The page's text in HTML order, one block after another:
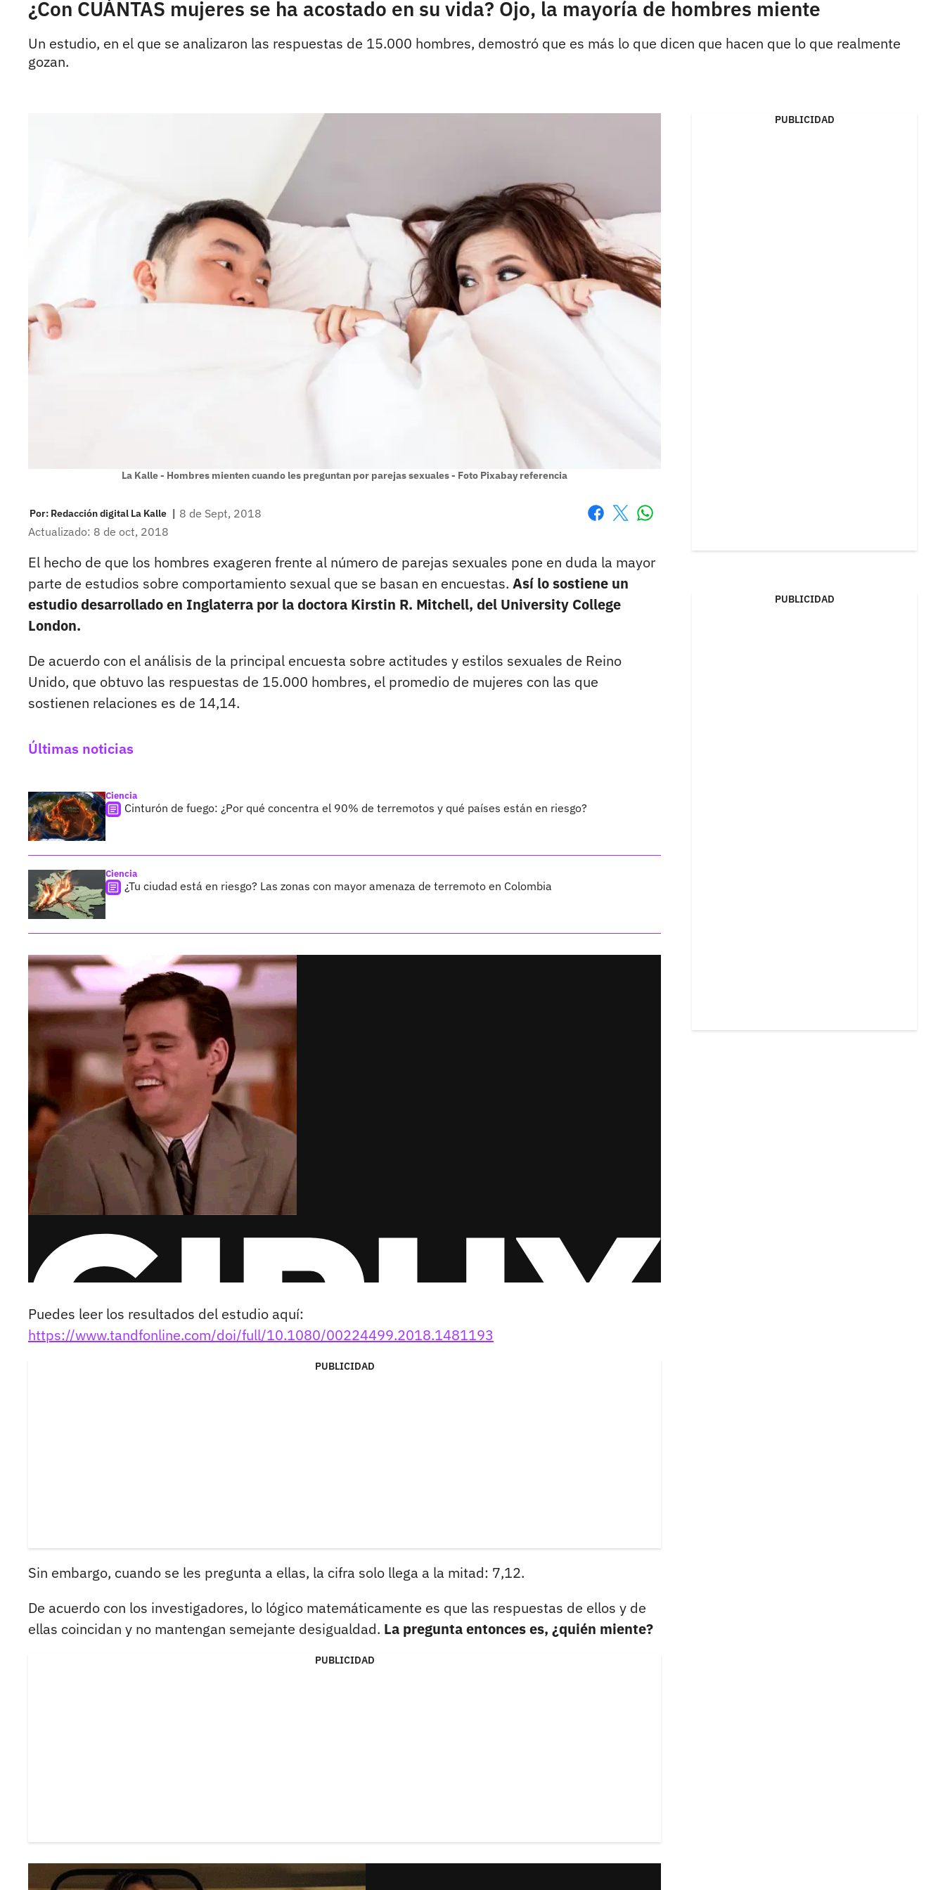
¿Con CUÁNTAS mujeres se ha acostado en su vida? Ojo, la mayoría de hombres miente
Un estudio, en el que se analizaron las respuestas de 15.000 hombres, demostró que es más lo que dicen que hacen que lo que realmente
gozan.
La Kalle - Hombres mienten cuando les preguntan por parejas sexuales - Foto Pixabay referencia
Por: Redacción digital La Kalle | 8 de Sept, 2018
Actualizado: 8 de oct, 2018
El hecho de que los hombres exageren frente al número de parejas sexuales pone en duda la mayor
parte de estudios sobre comportamiento sexual que se basan en encuestas. Así lo sostiene un
estudio desarrollado en Inglaterra por la doctora Kirstin R. Mitchell, del University College
London.
De acuerdo con el análisis de la principal encuesta sobre actitudes y estilos sexuales de Reino
Unido, que obtuvo las respuestas de 15.000 hombres, el promedio de mujeres con las que
sostienen relaciones es de 14,14.
Últimas noticias
Ciencia
Cinturón de fuego: ¿Por qué concentra el 90% de terremotos y qué países están en riesgo?
Ciencia
¿Tu ciudad está en riesgo? Las zonas con mayor amenaza de terremoto en Colombia
Puedes leer los resultados del estudio aquí:
https://www.tandfonline.com/doi/full/10.1080/00224499.2018.1481193
PUBLICIDAD
Sin embargo, cuando se les pregunta a ellas, la cifra solo llega a la mitad: 7,12.
De acuerdo con los investigadores, lo lógico matemáticamente es que las respuestas de ellos y de
ellas coincidan y no mantengan semejante desigualdad. La pregunta entonces es, ¿quién miente?
PUBLICIDAD
PUBLICIDAD
PUBLICIDAD